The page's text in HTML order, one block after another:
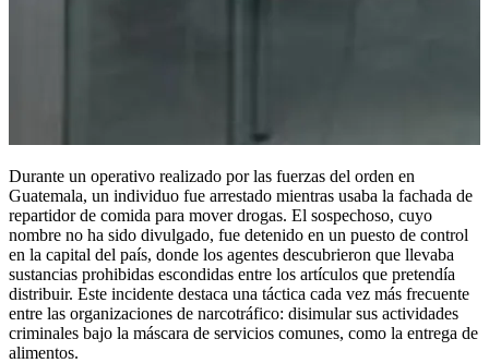
Durante un operativo realizado por las fuerzas del orden en
Guatemala, un individuo fue arrestado mientras usaba la fachada de
repartidor de comida para mover drogas. El sospechoso, cuyo
nombre no ha sido divulgado, fue detenido en un puesto de control
en la capital del país, donde los agentes descubrieron que llevaba
sustancias prohibidas escondidas entre los artículos que pretendía
distribuir. Este incidente destaca una táctica cada vez más frecuente
entre las organizaciones de narcotráfico: disimular sus actividades
criminales bajo la máscara de servicios comunes, como la entrega de
alimentos.